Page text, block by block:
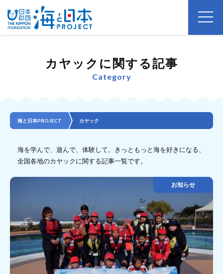
カヤックに関する記事
Category
海と日本PROJECT カヤック
海を学んで、遊んで、体験して。きっともっと海を好きになる、
全国各地のカヤックに関する記事一覧です。
お知らせ